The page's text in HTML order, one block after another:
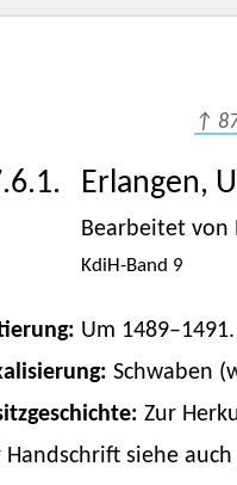
↑
Erlangen,
Bearbeitet von
KdiH-Band 9
Um 1489–1491.
Schwaben
Zur
Handschrift siehe auch